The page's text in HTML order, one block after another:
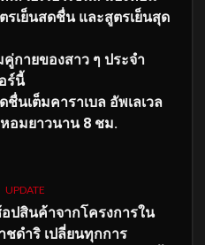
รเย็นสดชื่น และสูตรเย็นสุด
คู่กายของสาว ๆ ประจำ
ร์นี้
ชื่นเต็มคาราเบล อัพเลเวล
อมยาวนาน 8 ชม.
UPDATE
ปสินค้าจากโครงการใน
ชดำริ เปลี่ยนทุกการ